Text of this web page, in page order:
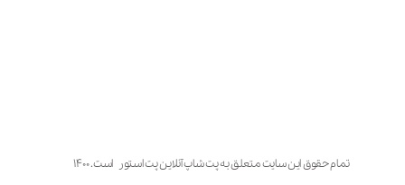
تمام حقوق این سایت متعلق به پت شاپ آنلاین پت استور است. ۱۴۰۰